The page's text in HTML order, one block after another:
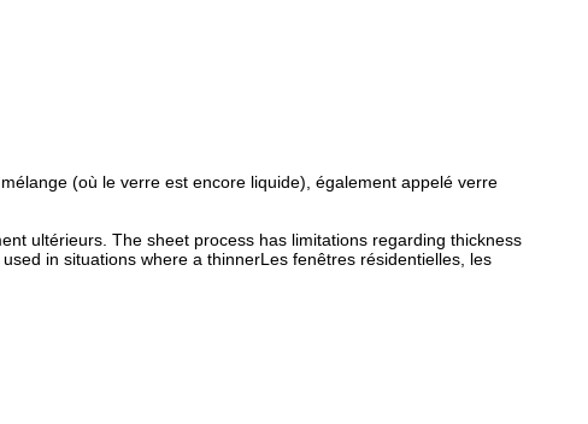
(où le verre est encore liquide), également appelé verre
ultérieurs. The sheet process has limitations regarding thickness
in situations where a thinnerLes fenêtres résidentielles, les